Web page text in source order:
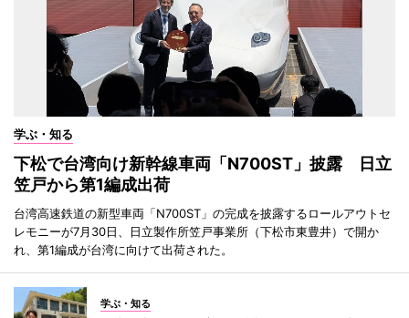
学ぶ・知る
下松で台湾向け新幹線車両「N700ST」披露 日立
笠戸から第1編成出荷
台湾高速鉄道の新型車両「N700ST」の完成を披露するロールアウトセ
レモニーが7月30日、日立製作所笠戸事業所（下松市東豊井）で開か
れ、第1編成が台湾に向けて出荷された。
学ぶ・知る